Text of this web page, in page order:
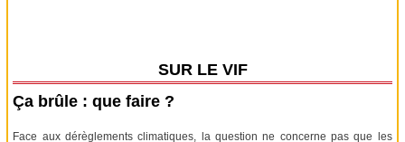
SUR LE VIF
Ça brûle : que faire ?
Face aux dérèglements climatiques, la question ne concerne pas que les